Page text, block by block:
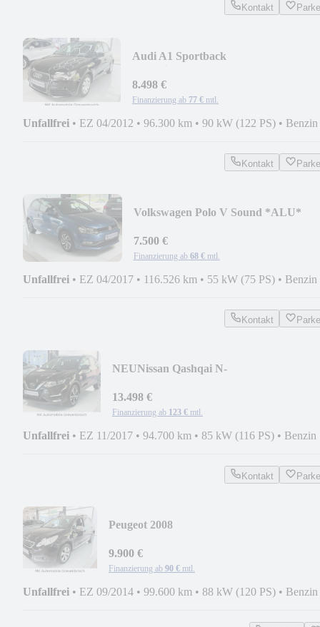
Kontakt
Audi A1 Sportback
12
8.498 €
Finanzierung ab 77 € mtl.
Unfallfrei • EZ 04/2012 • 96.300 km • 90 kW (122 PS) • Benzin
Kontakt
Volkswagen Polo V Sound *ALU*
7.500 €
Finanzierung ab 68 € mtl.
Unfallfrei • EZ 04/2017 • 116.526 km • 55 kW (75 PS) • Benzin
Kontakt
NEUNissan Qashqai N-
13.498 €
Finanzierung ab 123 € mtl.
Unfallfrei • EZ 11/2017 • 94.700 km • 85 kW (116 PS) • Benzin
Kontakt
Peugeot 2008
12
9.900 €
Finanzierung ab 90 € mtl.
Unfallfrei • EZ 09/2014 • 99.600 km • 88 kW (120 PS) • Benzin